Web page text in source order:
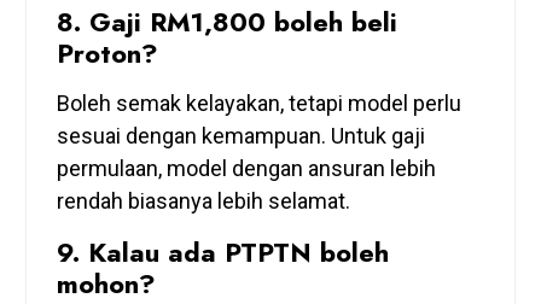
8. Gaji RM1,800 boleh beli
Proton?
Boleh semak kelayakan, tetapi model perlu
sesuai dengan kemampuan. Untuk gaji
permulaan, model dengan ansuran lebih
rendah biasanya lebih selamat.
9. Kalau ada PTPTN boleh
mohon?